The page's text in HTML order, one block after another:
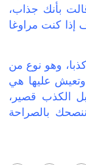
بأنك جذاب،
إذا كنت مراوغا
وهو نوع من
وتعيش عليها هي
الكذب قصير،
بالصراحة